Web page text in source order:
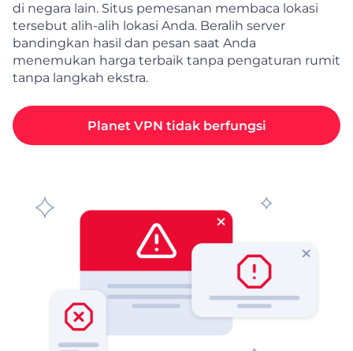
di negara lain. Situs pemesanan membaca lokasi
tersebut alih-alih lokasi Anda. Beralih server
bandingkan hasil dan pesan saat Anda
menemukan harga terbaik tanpa pengaturan rumit
tanpa langkah ekstra.
Planet VPN tidak berfungsi